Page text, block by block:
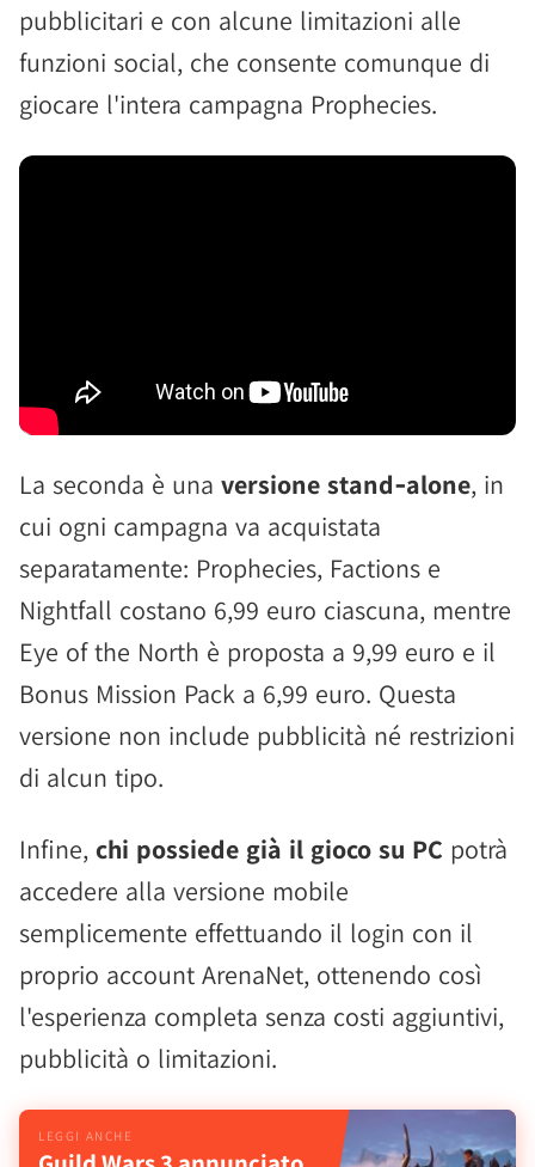
pubblicitari e con alcune limitazioni alle
funzioni social, che consente comunque di
giocare l'intera campagna Prophecies.
La seconda è una versione stand‑alone, in
cui ogni campagna va acquistata
separatamente: Prophecies, Factions e
Nightfall costano 6,99 euro ciascuna, mentre
Eye of the North è proposta a 9,99 euro e il
Bonus Mission Pack a 6,99 euro. Questa
versione non include pubblicità né restrizioni
di alcun tipo.
Infine, chi possiede già il gioco su PC potrà
accedere alla versione mobile
semplicemente effettuando il login con il
proprio account ArenaNet, ottenendo così
l'esperienza completa senza costi aggiuntivi,
pubblicità o limitazioni.